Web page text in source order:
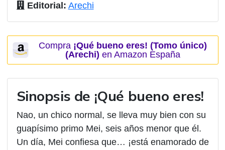
Editorial: Arechi
Compra ¡Qué bueno eres! (Tomo único)
(Arechi) en Amazon España
Sinopsis de ¡Qué bueno eres!
Nao, un chico normal, se lleva muy bien con su
guapísimo primo Mei, seis años menor que él.
Un día, Mei confiesa que… ¡está enamorado de